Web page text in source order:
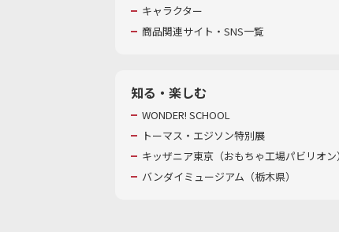
キャラクター
商品関連サイト・SNS一覧
知る・楽しむ
WONDER! SCHOOL
トーマス・エジソン特別展
キッザニア東京（おもちゃ工場パビリオ
バンダイミュージアム（栃木県）